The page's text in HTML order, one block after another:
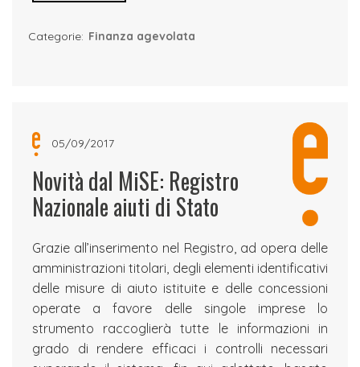
Categorie: Finanza agevolata
05/09/2017
Novità dal MiSE: Registro
Nazionale aiuti di Stato
Grazie all’inserimento nel Registro, ad opera delle
amministrazioni titolari, degli elementi identificativi
delle misure di aiuto istituite e delle concessioni
operate a favore delle singole imprese lo
strumento raccoglierà tutte le informazioni in
grado di rendere efficaci i controlli necessari